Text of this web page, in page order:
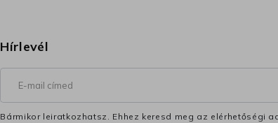
Hírlevél
Bármikor leiratkozhatsz. Ehhez keresd meg az elérhetőségi